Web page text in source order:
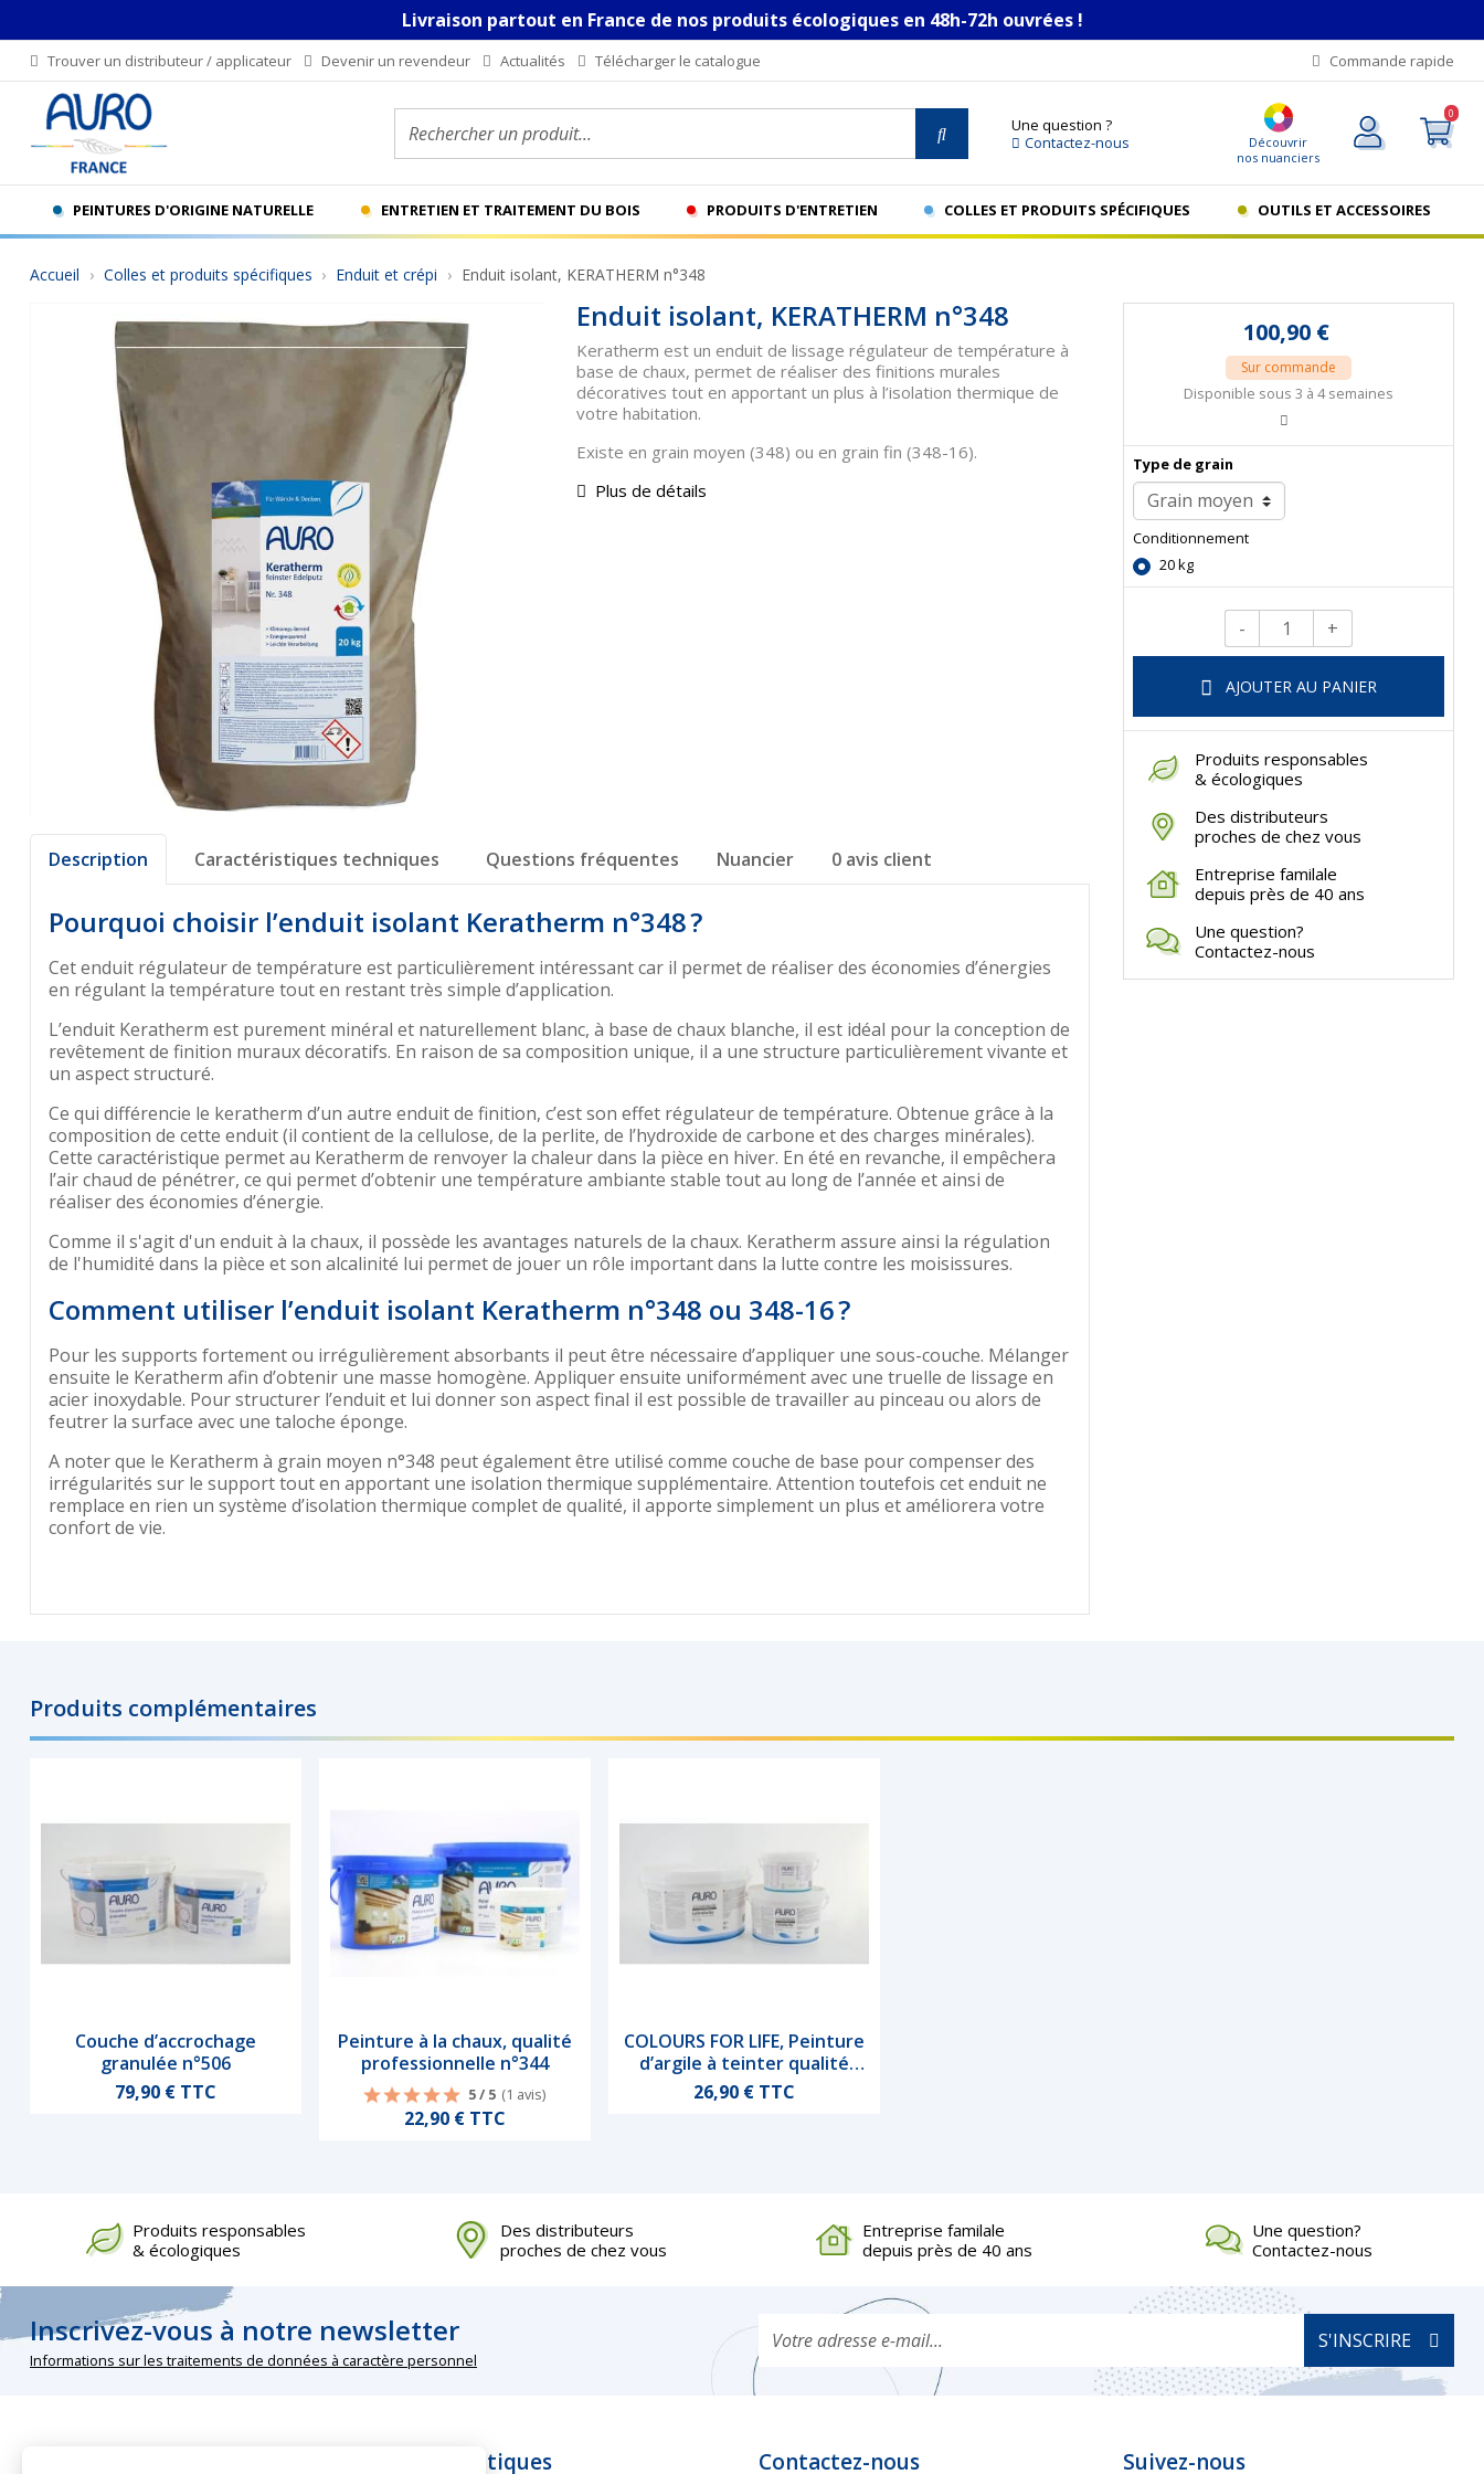
Livraison partout en France de nos produits écologiques en 48h-72h ouvrées !
Trouver un distributeur / applicateur Devenir un revendeur Actualités Télécharger le catalogue Commande rapide
Une question ?
Contactez-nous
Découvrir
nos nuanciers
Rechercher un produit... 0
PEINTURES D'ORIGINE NATURELLE ENTRETIEN ET TRAITEMENT DU BOIS PRODUITS D'ENTRETIEN COLLES ET PRODUITS SPÉCIFIQUES OUTILS ET ACCESSOIRES
Accueil Colles et produits spécifiques Enduit et crépi Enduit isolant, KERATHERM n°348
Enduit isolant, KERATHERM n°348
Keratherm est un enduit de lissage régulateur de température à
base de chaux, permet de réaliser des finitions murales
décoratives tout en apportant un plus à l’isolation thermique de
votre habitation.
Existe en grain moyen (348) ou en grain fin (348-16).
Plus de détails
Description Caractéristiques techniques Questions fréquentes Nuancier 0 avis client
Pourquoi choisir l’enduit isolant Keratherm n°348 ?
Cet enduit régulateur de température est particulièrement intéressant car il permet de réaliser des économies d’énergies
en régulant la température tout en restant très simple d’application.
L’enduit Keratherm est purement minéral et naturellement blanc, à base de chaux blanche, il est idéal pour la conception de
revêtement de finition muraux décoratifs. En raison de sa composition unique, il a une structure particulièrement vivante et
un aspect structuré.
Ce qui différencie le keratherm d’un autre enduit de finition, c’est son effet régulateur de température. Obtenue grâce à la
composition de cette enduit (il contient de la cellulose, de la perlite, de l’hydroxide de carbone et des charges minérales).
Cette caractéristique permet au Keratherm de renvoyer la chaleur dans la pièce en hiver. En été en revanche, il empêchera
l’air chaud de pénétrer, ce qui permet d’obtenir une température ambiante stable tout au long de l’année et ainsi de
réaliser des économies d’énergie.
Comme il s'agit d'un enduit à la chaux, il possède les avantages naturels de la chaux. Keratherm assure ainsi la régulation
de l'humidité dans la pièce et son alcalinité lui permet de jouer un rôle important dans la lutte contre les moisissures.
Comment utiliser l’enduit isolant Keratherm n°348 ou 348-16 ?
Pour les supports fortement ou irrégulièrement absorbants il peut être nécessaire d’appliquer une sous-couche. Mélanger
ensuite le Keratherm afin d’obtenir une masse homogène. Appliquer ensuite uniformément avec une truelle de lissage en
acier inoxydable. Pour structurer l’enduit et lui donner son aspect final il est possible de travailler au pinceau ou alors de
feutrer la surface avec une taloche éponge.
A noter que le Keratherm à grain moyen n°348 peut également être utilisé comme couche de base pour compenser des
irrégularités sur le support tout en apportant une isolation thermique supplémentaire. Attention toutefois cet enduit ne
remplace en rien un système d’isolation thermique complet de qualité, il apporte simplement un plus et améliorera votre
confort de vie.
100,90 €
Sur commande
Disponible sous 3 à 4 semaines
Type de grain
Conditionnement
20 kg
Qté.
- +
AJOUTER AU PANIER
Produits responsables
& écologiques
Des distributeurs
proches de chez vous
Entreprise familale
depuis près de 40 ans
Une question?
Contactez-nous
Produits complémentaires
Aperçu rapide
Couche d’accrochage
granulée n°506
Prix
79,90 € TTC
Aperçu rapide
Peinture à la chaux, qualité
professionnelle n°344
5 / 5 (1 avis)
Prix
22,90 € TTC
Aperçu rapide
COLOURS FOR LIFE, Peinture
d’argile à teinter qualité
professionnelle n°535
Prix
26,90 € TTC
Produits responsables
& écologiques
Des distributeurs
proches de chez vous
Entreprise familale
depuis près de 40 ans
Une question?
Contactez-nous
Inscrivez-vous à notre newsletter
Informations sur les traitements de données à caractère personnel
S'INSCRIRE
Infos pratiques Contactez-nous Suivez-nous